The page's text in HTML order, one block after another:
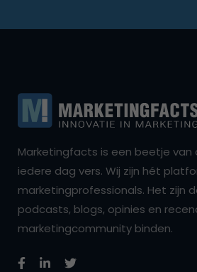
Marketingfacts is een beetje van
iedere dag vers. Wij zijn hét
marketingprofessionals. Het zijn
podcasts, blogs, opinies en
marketingcommunity binden.